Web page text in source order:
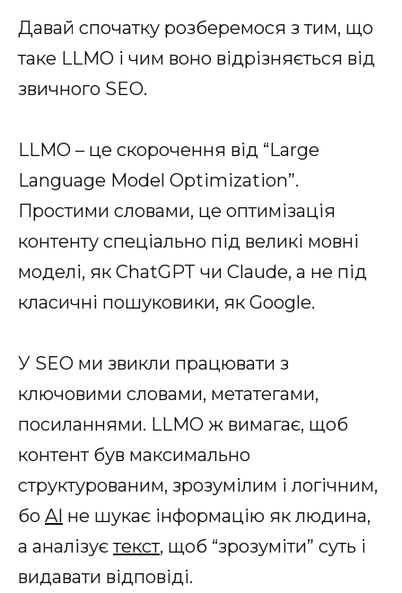
Давай спочатку розберемося з тим, що
таке LLMO і чим воно відрізняється від
звичного SEO.
LLMO – це скорочення від “Large
Language Model Optimization”.
Простими словами, це оптимізація
контенту спеціально під великі мовні
моделі, як ChatGPT чи Claude, а не під
класичні пошуковики, як Google.
У SEO ми звикли працювати з
ключовими словами, метатегами,
посиланнями. LLMO ж вимагає, щоб
контент був максимально
структурованим, зрозумілим і логічним,
бо AI не шукає інформацію як людина,
а аналізуєтекст, щоб “зрозуміти” суть і
видавати відповіді.